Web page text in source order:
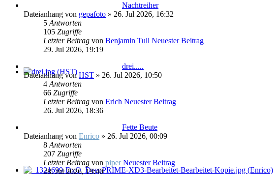
Nachtreiher
Dateianhang von gepafoto » 26. Jul 2026, 16:32
5 Antworten
105 Zugriffe
Letzter Beitrag von Benjamin Tull Neuester Beitrag
29. Jul 2026, 19:19
drei.....
DateianhangvonHST » 26. Jul 2026, 10:50
4 Antworten
66 Zugriffe
Letzter Beitrag von Erich Neuester Beitrag
26. Jul 2026, 18:36
Fette Beute
Dateianhang von Enrico » 26. Jul 2026, 00:09
8 Antworten
207 Zugriffe
Letzter Beitrag von piper Neuester Beitrag
28. Jul 2026, 19:40